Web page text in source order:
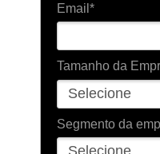
Email*
Tamanho da
Segmento da